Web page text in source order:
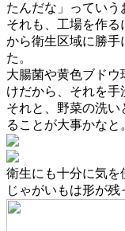
たんだな」っていう
それも、工場を作
から衛生区域に勝手
た。
大腸菌や黄色ブド
けだから、それを手
それと、野菜の洗
ることが大事かなと
衛生にも十分に気を
じゃがいもは形が